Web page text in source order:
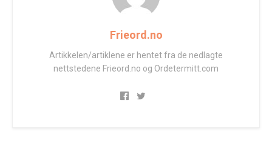
Frieord.no
Artikkelen/artiklene er hentet fra de nedlagte
nettstedene Frieord.no og Ordetermitt.com